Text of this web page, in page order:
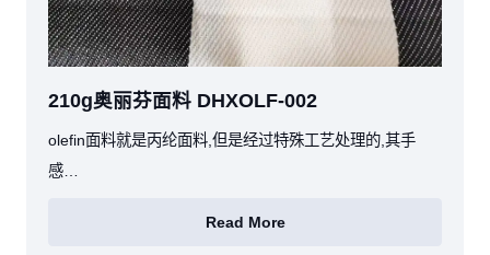
210g奥丽芬面料 DHXOLF-002
olefin面料就是丙纶面料,但是经过特殊工艺处理的,其手
感…
Read More